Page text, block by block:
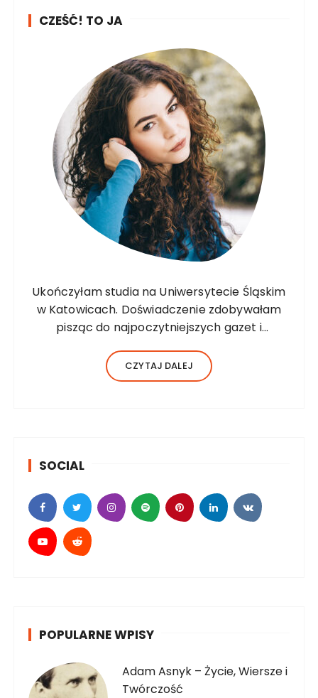
CZEŚĆ! TO JA
Ukończyłam studia na Uniwersytecie Śląskim
w Katowicach. Doświadczenie zdobywałam
pisząc do najpoczytniejszych gazet i
najpoczytniejszych stron i blogów o
tematyce sportowej. Napisz do mnie
CZYTAJ DALEJ
SOCIAL
POPULARNE WPISY
Adam Asnyk – Życie, Wiersze i
Twórczość